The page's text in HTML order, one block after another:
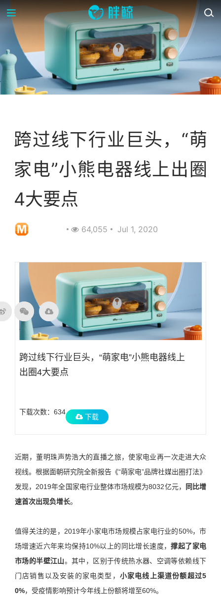
跨过线下行业巨头，“萌
家电”小熊电器线上出圈
4大要点
64,055 Jul 1, 2020
跨过线下行业巨头，“萌家电”小熊电器线上
出圈4大要点
下载次数：634
下载
近期，​董明珠声势浩大的直播之旅，使家电业再一次走进大众
视线。根据面朝研究院全新报告《“萌家电”品牌社媒出圈打法》
发现，2019年全国家电行业整体市场规模为8032亿元，
同比增
速首次出现负增长。
值得关注的是，2019年小家电市场规模占家电行业的50%，市
场增速近六年来均保持10%以上的同比增长速度，撑起了家电
市场的半壁江山。其中，区别于传统热水器、空调等依赖线下
门店销售以及安装的家电类型， 小家电线上渠道份额超过5
0%，受疫情影响预计今年线上份额将增至60%。